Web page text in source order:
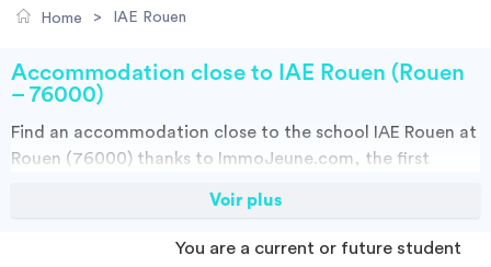
Looking for a rent
Propose accommodation
Home > IAE Rouen
Accommodation close to IAE Rouen (Rouen
– 76000)
Find an accommodation close to the school IAE Rouen at
Rouen (76000) thanks to ImmoJeune.com, the first
housing offers close to the IAE Rouen:Student halls,
private landalord, real estates and flateshare offers. You
Voir plus
You are a current or future student